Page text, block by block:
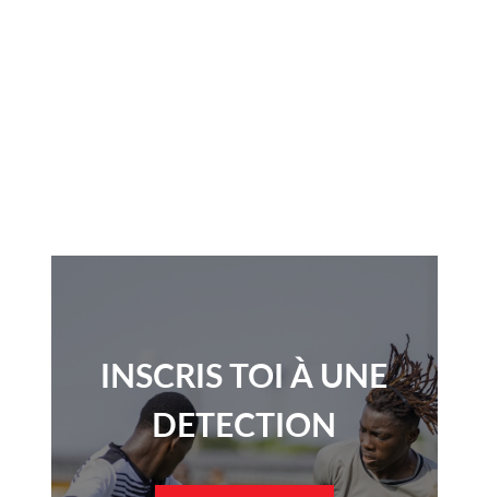
INSCRIS TOI À UNE
DETECTION​